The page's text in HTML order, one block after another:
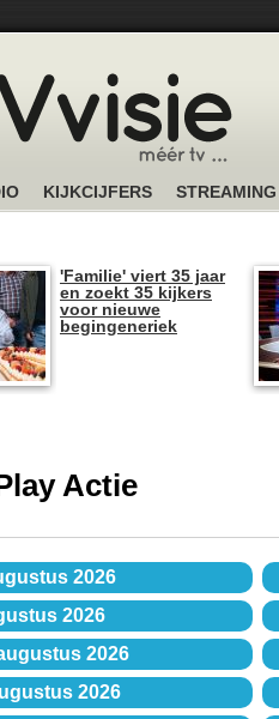
KIJKCIJFERS STREAMING
'Familie' viert 35 jaar
en zoekt 35 kijkers
voor nieuwe
begingeneriek
Actie
2026
2026
2026
2026